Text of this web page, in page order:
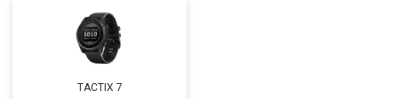
TACTIX 7